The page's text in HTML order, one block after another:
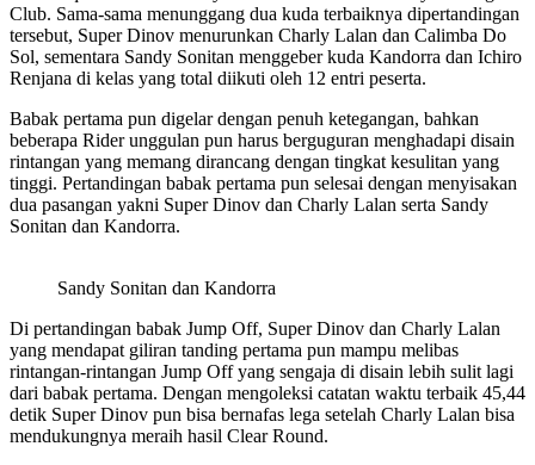
Club. Sama-sama menunggang dua kuda terbaiknya dipertandingan
tersebut, Super Dinov menurunkan Charly Lalan dan Calimba Do
Sol, sementara Sandy Sonitan menggeber kuda Kandorra dan Ichiro
Renjana di kelas yang total diikuti oleh 12 entri peserta.
Babak pertama pun digelar dengan penuh ketegangan, bahkan
beberapa Rider unggulan pun harus berguguran menghadapi disain
rintangan yang memang dirancang dengan tingkat kesulitan yang
tinggi. Pertandingan babak pertama pun selesai dengan menyisakan
dua pasangan yakni Super Dinov dan Charly Lalan serta Sandy
Sonitan dan Kandorra.
Sandy Sonitan dan Kandorra
Di pertandingan babak Jump Off, Super Dinov dan Charly Lalan
yang mendapat giliran tanding pertama pun mampu melibas
rintangan-rintangan Jump Off yang sengaja di disain lebih sulit lagi
dari babak pertama. Dengan mengoleksi catatan waktu terbaik 45,44
detik Super Dinov pun bisa bernafas lega setelah Charly Lalan bisa
mendukungnya meraih hasil Clear Round.